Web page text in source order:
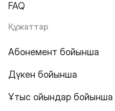
FAQ
Құжаттар
Абонемент бойынша
Дүкен бойынша
Ұтыс ойындар бойынша